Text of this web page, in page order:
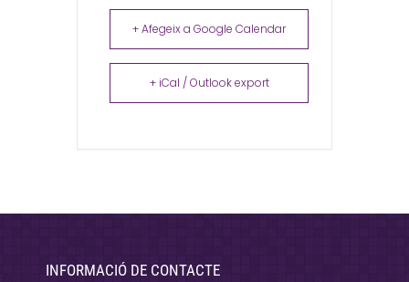
+ Afegeix a Google Calendar
+ iCal / Outlook export
INFORMACIÓ DE CONTACTE